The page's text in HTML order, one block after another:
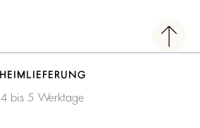
HEIMLIEFERUNG
4 bis 5 Werktage